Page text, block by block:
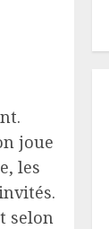
joue
les
selon